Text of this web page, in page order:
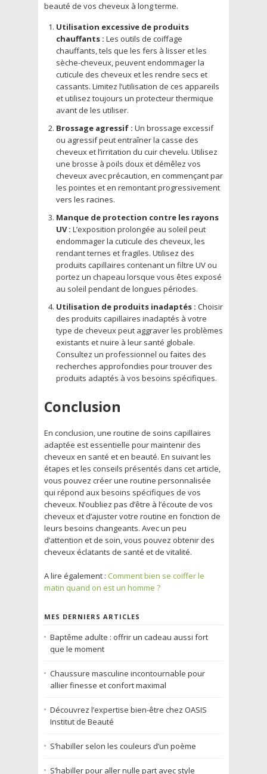
beauté de vos cheveux à long terme.
Utilisation excessive de produits
chauffants : Les outils de coiffage
chauffants, tels que les fers à lisser et les
sèche-cheveux, peuvent endommager la
cuticule des cheveux et les rendre secs et
cassants. Limitez l’utilisation de ces appareils
et utilisez toujours un protecteur thermique
avant de les utiliser.
Brossage agressif : Un brossage excessif
ou agressif peut entraîner la casse des
cheveux et l’irritation du cuir chevelu. Utilisez
une brosse à poils doux et démêlez vos
cheveux avec précaution, en commençant par
les pointes et en remontant progressivement
vers les racines.
Manque de protection contre les rayons
UV : L’exposition prolongée au soleil peut
endommager la cuticule des cheveux, les
rendant ternes et fragiles. Utilisez des
produits capillaires contenant un filtre UV ou
portez un chapeau lorsque vous êtes exposé
au soleil pendant de longues périodes.
Utilisation de produits inadaptés : Choisir
des produits capillaires inadaptés à votre
type de cheveux peut aggraver les problèmes
existants et nuire à leur santé globale.
Consultez un professionnel ou faites des
recherches approfondies pour trouver des
produits adaptés à vos besoins spécifiques.
Conclusion
En conclusion, une routine de soins capillaires
adaptée est essentielle pour maintenir des
cheveux en santé et en beauté. En suivant les
étapes et les conseils présentés dans cet article,
vous pouvez créer une routine personnalisée
qui répond aux besoins spécifiques de vos
cheveux. N’oubliez pas d’être à l’écoute de vos
cheveux et d’ajuster votre routine en fonction de
leurs besoins changeants. Avec un peu
d’attention et de soin, vous pouvez obtenir des
cheveux éclatants de santé et de vitalité.
A lire également : Comment bien se coiffer le
matin quand on est un homme ?
MES DERNIERS ARTICLES
Baptême adulte : offrir un cadeau aussi fort
que le moment
Chaussure masculine incontournable pour
allier finesse et confort maximal
Découvrez l’expertise bien-être chez OASIS
Institut de Beauté
S’habiller selon les couleurs d’un poème
S’habiller pour aller nulle part avec style